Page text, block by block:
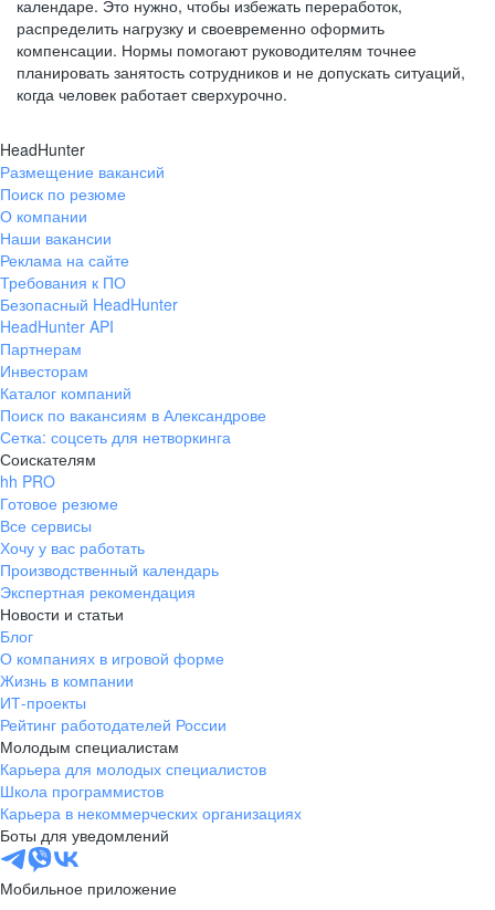
календаре. Это нужно, чтобы избежать переработок,
распределить нагрузку и своевременно оформить
компенсации. Нормы помогают руководителям точнее
планировать занятость сотрудников и не допускать ситуаций,
когда человек работает сверхурочно.
HeadHunter
Размещение вакансий
Поиск по резюме
О компании
Наши вакансии
Реклама на сайте
Требования к ПО
Безопасный HeadHunter
HeadHunter API
Партнерам
Инвесторам
Каталог компаний
Поиск по вакансиям в Александрове
Сетка: соцсеть для нетворкинга
Соискателям
hh PRO
Готовое резюме
Все сервисы
Хочу у вас работать
Производственный календарь
Экспертная рекомендация
Новости и статьи
Блог
О компаниях в игровой форме
Жизнь в компании
ИТ-проекты
Рейтинг работодателей России
Молодым специалистам
Карьера для молодых специалистов
Школа программистов
Карьера в некоммерческих организациях
Боты для уведомлений
Мобильное приложение